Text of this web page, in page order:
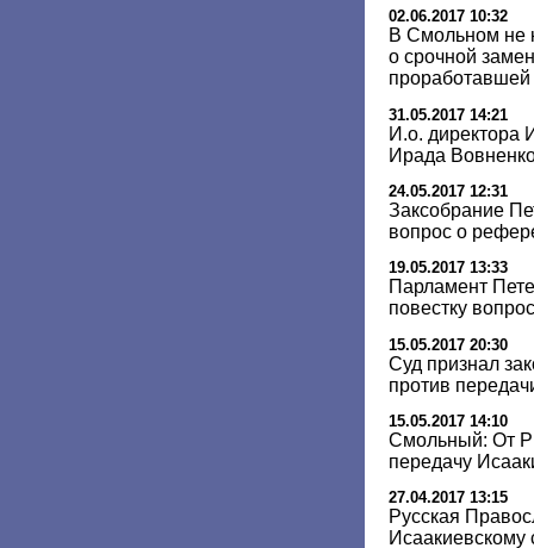
02.06.2017 10:32
В Смольном не
о срочной
проработавшей
31.05.2017 14:21
И.о. директора
Ирада
24.05.2017 12:31
Заксобрание
вопрос о
19.05.2017 13:33
Парламент
повестку
15.05.2017 20:30
Суд признал
против
15.05.2017 14:10
Смольный: От
передачу
27.04.2017 13:15
Русская
Исаакиевскому